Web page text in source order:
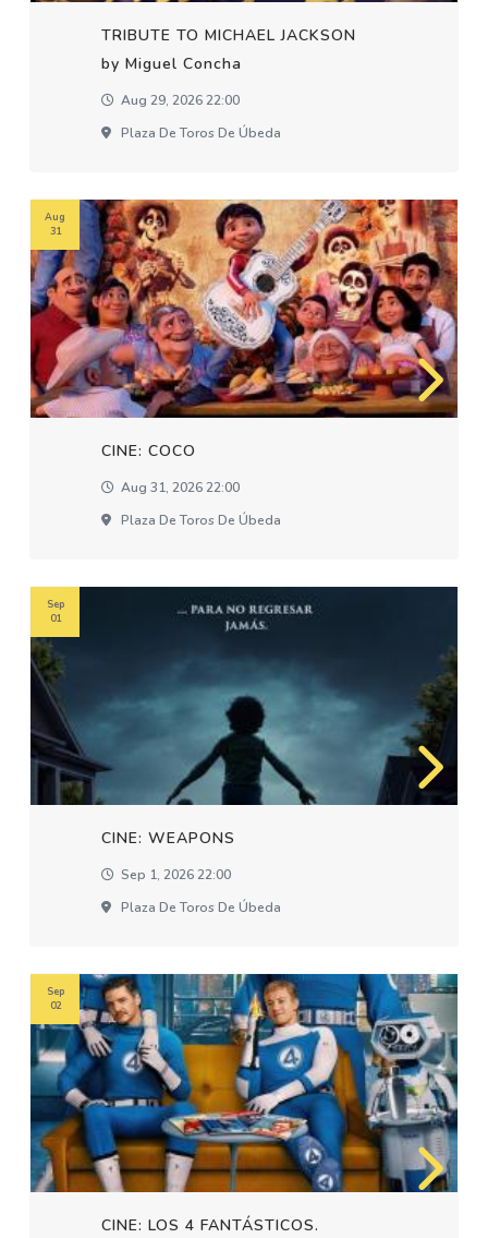
TRIBUTE TO MICHAEL JACKSON
by Miguel Concha
Aug 29, 2026 22:00
Plaza De Toros De Úbeda
CINE: COCO
Aug 31, 2026 22:00
Plaza De Toros De Úbeda
Aug
31
CINE: WEAPONS
Sep 1, 2026 22:00
Plaza De Toros De Úbeda
Sep
01
CINE: LOS 4 FANTÁSTICOS.
Sep
02